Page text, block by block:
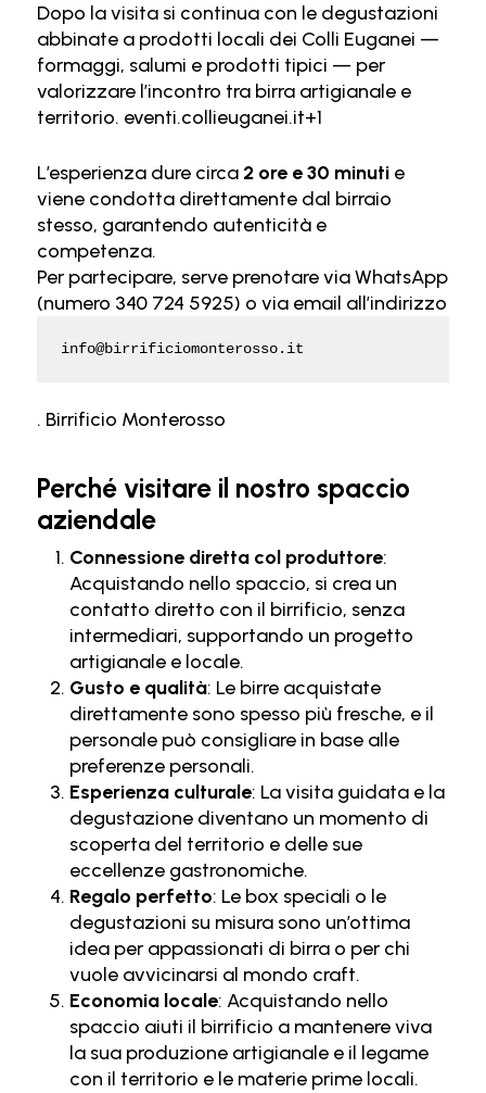
Dopo la visita si continua con le degustazioni
abbinate a prodotti locali dei Colli Euganei —
formaggi, salumi e prodotti tipici — per
valorizzare l’incontro tra birra artigianale e
territorio. eventi.collieuganei.it+1
L’esperienza dure circa 2 ore e 30 minutie
viene condotta direttamente dal birraio
stesso, garantendo autenticità e
competenza.
Per partecipare, serve prenotare via WhatsApp
(numero 340 724 5925) o via email all’indirizzo
info@birrificiomonterosso.it
. Birrificio Monterosso
Perché visitare il nostro spaccio
aziendale
Connessione diretta col produttore:
Acquistando nello spaccio, si crea un
contatto diretto con il birrificio, senza
intermediari, supportando un progetto
artigianale e locale.
Gusto e qualità: Le birre acquistate
direttamente sono spesso più fresche, e il
personale può consigliare in base alle
preferenze personali.
Esperienza culturale: La visita guidata e la
degustazione diventano un momento di
scoperta del territorio e delle sue
eccellenze gastronomiche.
Regalo perfetto: Le box speciali o le
degustazioni su misura sono un’ottima
idea per appassionati di birra o per chi
vuole avvicinarsi al mondo craft.
Economia locale: Acquistando nello
spaccio aiuti il birrificio a mantenere viva
la sua produzione artigianale e il legame
con il territorio e le materie prime locali.